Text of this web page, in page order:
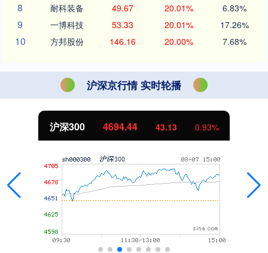
8 耐科装备 49.67 20.01% 6.83%
9 一博科技 53.33 20.01% 17.26%
10 方邦股份 146.16 20.00% 7.68%
沪深京行情 实时轮播
北证50 1134.24